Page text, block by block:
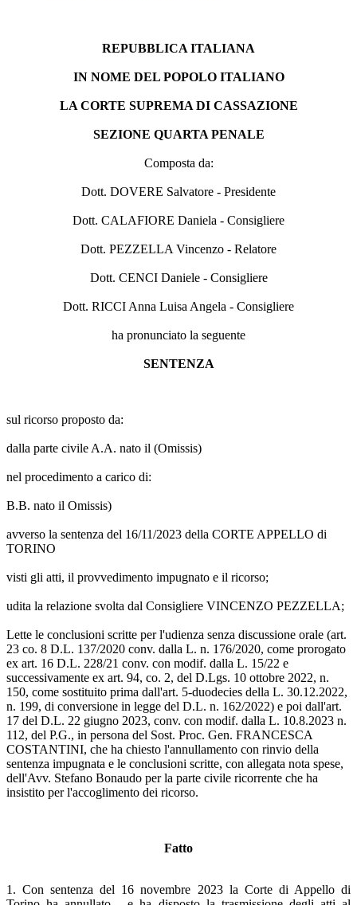
REPUBBLICA ITALIANA
IN NOME DEL POPOLO ITALIANO
LA CORTE SUPREMA DI CASSAZIONE
SEZIONE QUARTA PENALE
Composta da:
Dott. DOVERE Salvatore - Presidente
Dott. CALAFIORE Daniela - Consigliere
Dott. PEZZELLA Vincenzo - Relatore
Dott. CENCI Daniele - Consigliere
Dott. RICCI Anna Luisa Angela - Consigliere
ha pronunciato la seguente
SENTENZA
sul ricorso proposto da:
dalla parte civile A.A. nato il (Omissis)
nel procedimento a carico di:
B.B. nato il Omissis)
avverso la sentenza del 16/11/2023 della CORTE APPELLO di
TORINO
visti gli atti, il provvedimento impugnato e il ricorso;
udita la relazione svolta dal Consigliere VINCENZO PEZZELLA;
Lette le conclusioni scritte per l'udienza senza discussione orale (art.
23 co. 8 D.L. 137/2020 conv. dalla L. n. 176/2020, come prorogato
ex art. 16 D.L. 228/21 conv. con modif. dalla L. 15/22 e
successivamente ex art. 94, co. 2, del D.Lgs. 10 ottobre 2022, n.
150, come sostituito prima dall'art. 5-duodecies della L. 30.12.2022,
n. 199, di conversione in legge del D.L. n. 162/2022) e poi dall'art.
17 del D.L. 22 giugno 2023, conv. con modif. dalla L. 10.8.2023 n.
112, del P.G., in persona del Sost. Proc. Gen. FRANCESCA
COSTANTINI, che ha chiesto l'annullamento con rinvio della
sentenza impugnata e le conclusioni scritte, con allegata nota spese,
dell'Avv. Stefano Bonaudo per la parte civile ricorrente che ha
insistito per l'accoglimento dei ricorso.
Fatto
1. Con sentenza del 16 novembre 2023 la Corte di Appello di